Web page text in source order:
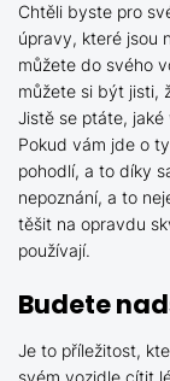
Chtěli byste pro
úpravy, které jsou
můžete do svého
můžete si být jisti,
Jistě se ptáte,
Pokud vám jde o
pohodlí, a to díky
nepoznání, a to
těšit na opravdu
používají.
Budete
Je to příležitost,
svém vozidle cítit